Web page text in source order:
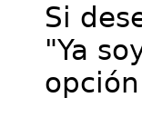
Si
"Ya